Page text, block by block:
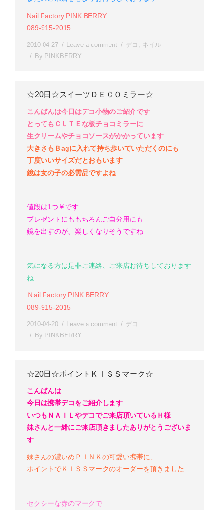
Nail Factory PINK BERRY
089-915-2015
2010-04-27 Leave a comment デコ , ネイル
By PINKBERRY
☆20日☆スイーツＤＥＣＯミラー☆
こんばんは今日はデコ小物のご紹介です
とってもＣＵＴＥな板チョコミラーに
生クリームやチョコソースがかかっています
大きさもＢagに入れて持ち歩いていただくのにも
丁度いいサイズだとおもいます
鏡は女の子の必需品ですよね
値段は1つ￥ です
プレゼントにももちろんご自分用にも
鏡を出すのが、楽しくなりそうですね
気になる方は是非ご連絡、ご来店お待ちしております
ね
Ｎail Factory PINK BERRY
089-915-2015
2010-04-20 Leave a comment
デコ
By PINKBERRY
☆20日☆ポイントＫＩＳＳマーク☆
こんばんは
今日は携帯デコをご紹介します
いつもＮＡＩＬやデコでご来店頂いているＨ様
妹さんと一緒にご来店頂きましたありがとうございま
す
妹さんの濃いめＰＩＮＫの可愛い携帯に、
ポイントでＫＩＳＳマークのオーダーを頂きました
セクシーな赤のマークで